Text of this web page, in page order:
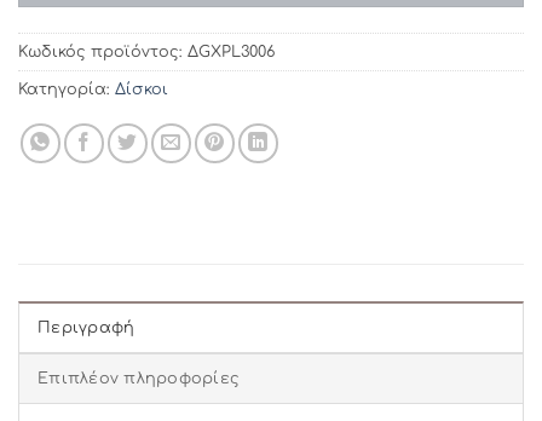
Κωδικός προϊόντος: ΔGXPL3006
Κατηγορία: Δίσκοι
Περιγραφή
Επιπλέον πληροφορίες